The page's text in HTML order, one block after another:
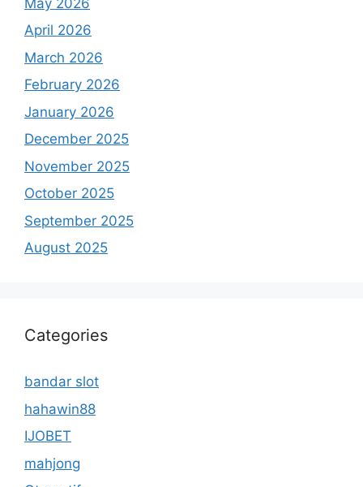
April 2026
March 2026
February 2026
January 2026
December 2025
November 2025
October 2025
September 2025
August 2025
Categories
bandar slot
hahawin88
IJOBET
mahjong